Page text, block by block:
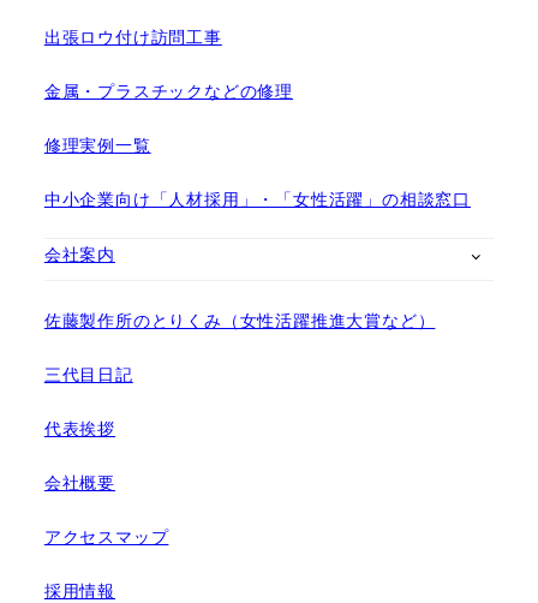
出張ロウ付け訪問工事
金属・プラスチックなどの修理
修理実例一覧
中小企業向け「人材採用」・「女性活躍」の相談窓口
会社案内
佐藤製作所のとりくみ（女性活躍推進大賞など）
三代目日記
代表挨拶
会社概要
アクセスマップ
採用情報